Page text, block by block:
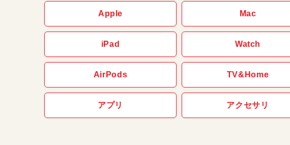
Apple Mac
iPad Watch
AirPods TV&Home
アプリ アクセサリ